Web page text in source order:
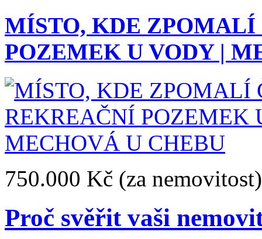
MÍSTO, KDE ZPOMALÍ
POZEMEK U VODY |
750.000 Kč (za nemovitost)
Proč svěřit vaši